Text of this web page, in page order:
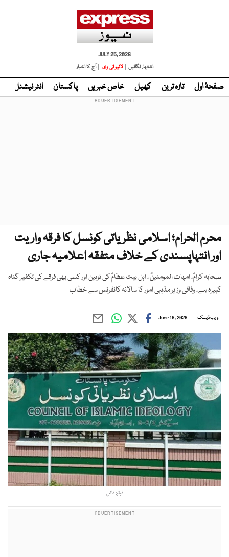
JULY 25, 2026
اشتہار لگائیں |
لائیو ٹی وی | آج کا اخبار
صفحۂ اول تازہ ترین کھیل خاص خبریں پاکستان انٹر نیشنل
محرم الحرام؛ اسلامی نظریاتی کونسل کا فرقہ واریت
اور انتہاپسندی کے خلاف متفقہ اعلامیہ جاری
صحابہ کرامؓ، امہات المومنینؓ ، اہل بیت عظامؓ کی توہین اور کسی بھی فرقے کی تکفیر گناہ
کبیرہ ہے، وفاقی وزیر مذہبی امور کا سالانہ کانفرنس سے خطاب
ویب ڈیسک June 16, 2026
فوٹو: فائل